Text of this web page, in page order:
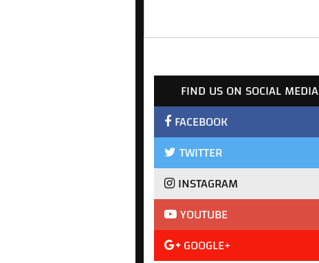
FIND US ON SOCIAL MEDIA
FACEBOOK
TWITTER
INSTAGRAM
YOUTUBE
GOOGLE+